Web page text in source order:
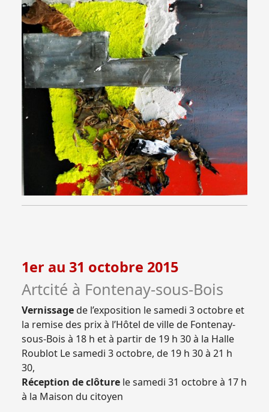
1er au 31 octobre 2015
Artcité à Fontenay-sous-Bois
Vernissage de l’exposition le samedi 3 octobre et
la remise des prix à l’Hôtel de ville de Fontenay-
sous-Bois à 18 h et à partir de 19 h 30 à la Halle
Roublot Le samedi 3 octobre, de 19 h 30 à 21 h
30,
Réception de clôture le samedi 31 octobre à 17 h
à la Maison du citoyen